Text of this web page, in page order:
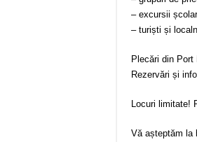
– excursii
– turiști și
Plecări din
Rezervări și
Locuri limitate!
Vă așteptăm la